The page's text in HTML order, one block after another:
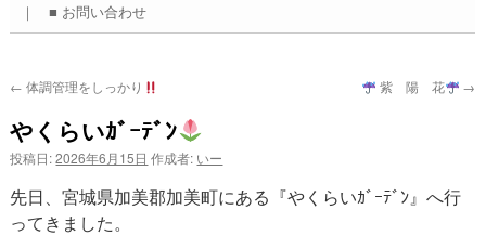
ツ
ス
キ
プ
｜ ■ お問い合わせ
← 体調管理をしっかり 紫 陽 花 →
やくらいｶﾞｰﾃﾞﾝ
投稿日: 2026年6月15日 作成者: いー
先日、宮城県加美郡加美町にある『やくらいｶﾞｰﾃﾞﾝ』へ行
ってきました。